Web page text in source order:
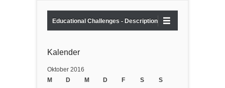
Educational Challenges - Description
Kalender
Oktober 2016
M
D M D F S
S